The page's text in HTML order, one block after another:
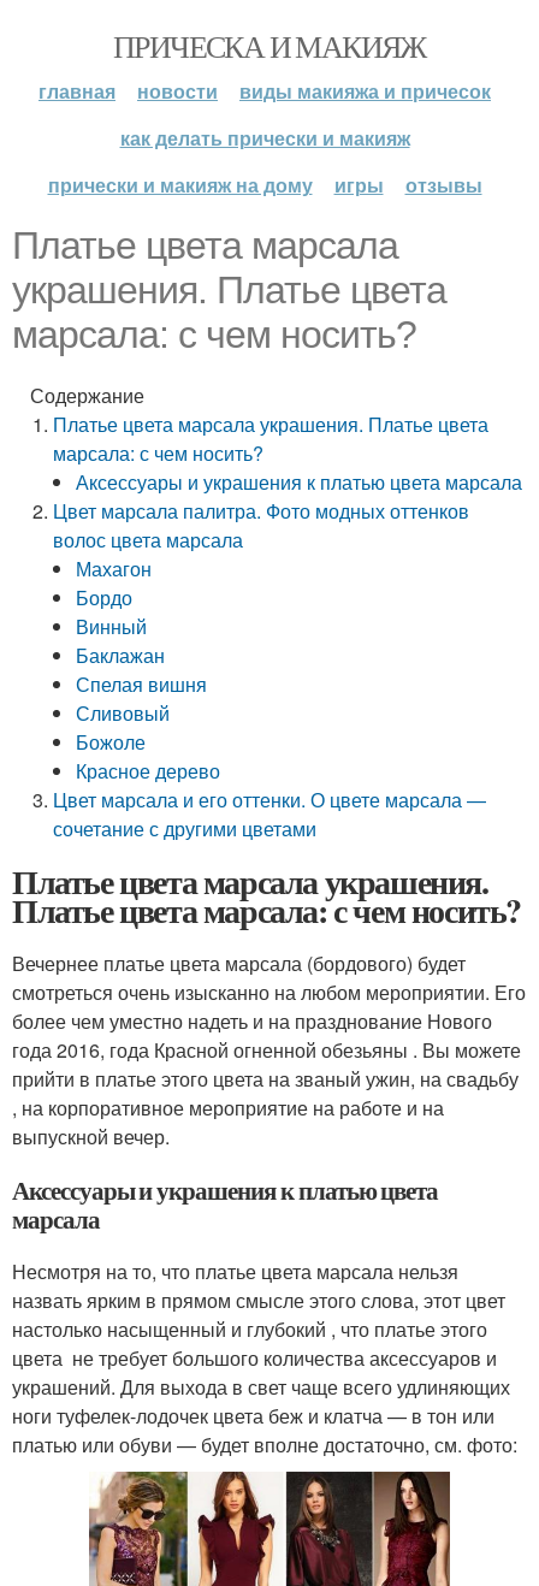
ПРИЧЕСКА И МАКИЯЖ
главная новости
виды макияжа и причесок
как делать прически и макияж
прически и макияж на дому
игры отзывы
Платье цвета марсала
украшения. Платье цвета
марсала: с чем носить?
Содержание
Платье цвета марсала украшения. Платье цвета
марсала: с чем носить?
Аксессуары и украшения к платью цвета марсала
Цвет марсала палитра. Фото модных оттенков
волос цвета марсала
Махагон
Бордо
Винный
Баклажан
Спелая вишня
Сливовый
Божоле
Красное дерево
Цвет марсала и его оттенки. О цвете марсала —
сочетание с другими цветами
Платье цвета марсала украшения.
Платье цвета марсала: с чем носить?
Вечернее платье цвета марсала (бордового) будет
смотреться очень изысканно на любом мероприятии. Его
более чем уместно надеть и на празднование Нового
года 2016, года Красной огненной обезьяны . Вы можете
прийти в платье этого цвета на званый ужин, на свадьбу
, на корпоративное мероприятие на работе и на
выпускной вечер.
Аксессуары и украшения к платью цвета
марсала
Несмотря на то, что платье цвета марсала нельзя
назвать ярким в прямом смысле этого слова, этот цвет
настолько насыщенный и глубокий , что платье этого
цвета не требует большого количества аксессуаров и
украшений. Для выхода в свет чаще всего удлиняющих
ноги туфелек-лодочек цвета беж и клатча — в тон или
платью или обуви — будет вполне достаточно, см. фото: